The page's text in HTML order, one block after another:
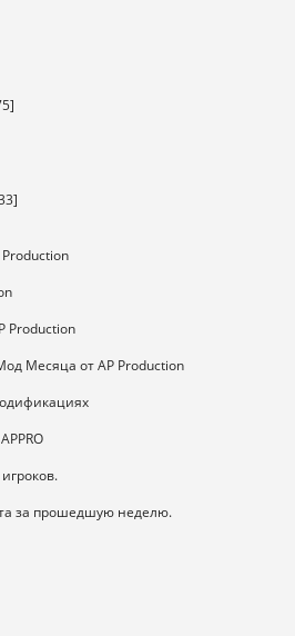
Production
Production
Месяца от AP Production
за прошедшую неделю.